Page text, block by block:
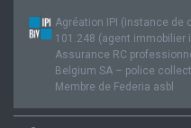
Agréation IPI (instance de
101.248 (agent immobilier
Assurance RC
Belgium SA – police
Membre de Federia asbl